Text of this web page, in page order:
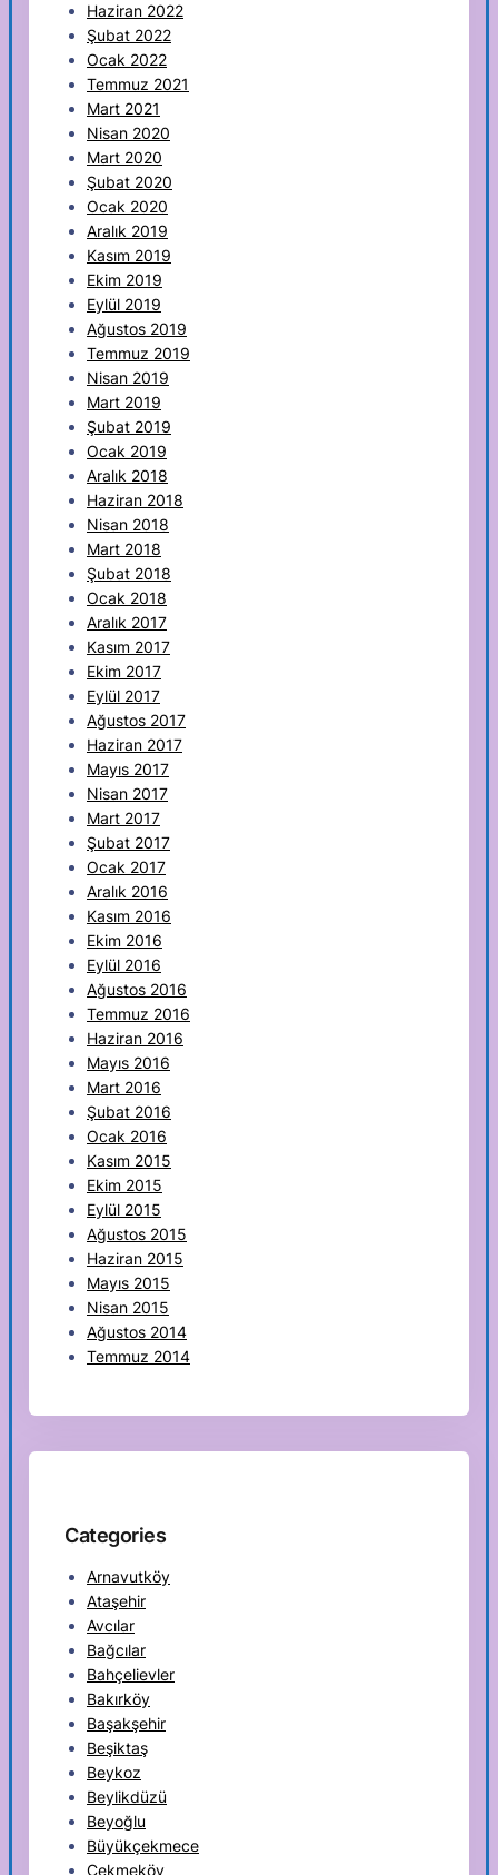
Haziran 2022
Şubat 2022
Ocak 2022
Temmuz 2021
Mart 2021
Nisan 2020
Mart 2020
Şubat 2020
Ocak 2020
Aralık 2019
Kasım 2019
Ekim 2019
Eylül 2019
Ağustos 2019
Temmuz 2019
Nisan 2019
Mart 2019
Şubat 2019
Ocak 2019
Aralık 2018
Haziran 2018
Nisan 2018
Mart 2018
Şubat 2018
Ocak 2018
Aralık 2017
Kasım 2017
Ekim 2017
Eylül 2017
Ağustos 2017
Haziran 2017
Mayıs 2017
Nisan 2017
Mart 2017
Şubat 2017
Ocak 2017
Aralık 2016
Kasım 2016
Ekim 2016
Eylül 2016
Ağustos 2016
Temmuz 2016
Haziran 2016
Mayıs 2016
Mart 2016
Şubat 2016
Ocak 2016
Kasım 2015
Ekim 2015
Eylül 2015
Ağustos 2015
Haziran 2015
Mayıs 2015
Nisan 2015
Ağustos 2014
Temmuz 2014
Categories
Arnavutköy
Ataşehir
Avcılar
Bağcılar
Bahçelievler
Bakırköy
Başakşehir
Beşiktaş
Beykoz
Beylikdüzü
Beyoğlu
Büyükçekmece
Çekmeköy